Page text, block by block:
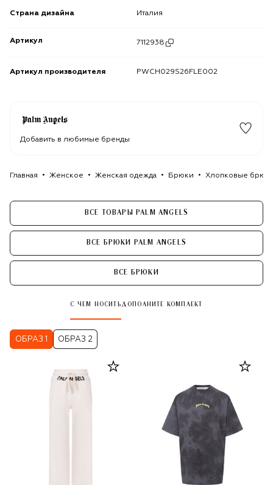
Страна дизайна Италия
Артикул 7112938
Артикул производителя PWCH029S26FLE002
Добавить в любимые бренды
Главная Женское Женская одежда Брюки Хлопковые
ВСЕ ТОВАРЫ PALM ANGELS
ВСЕ БРЮКИ PALM ANGELS
ВСЕ БРЮКИ
С ЧЕМ НОСИТЬ ДОПОЛНИТЕ КОМПЛЕКТ
ОБРАЗ 1 ОБРАЗ 2